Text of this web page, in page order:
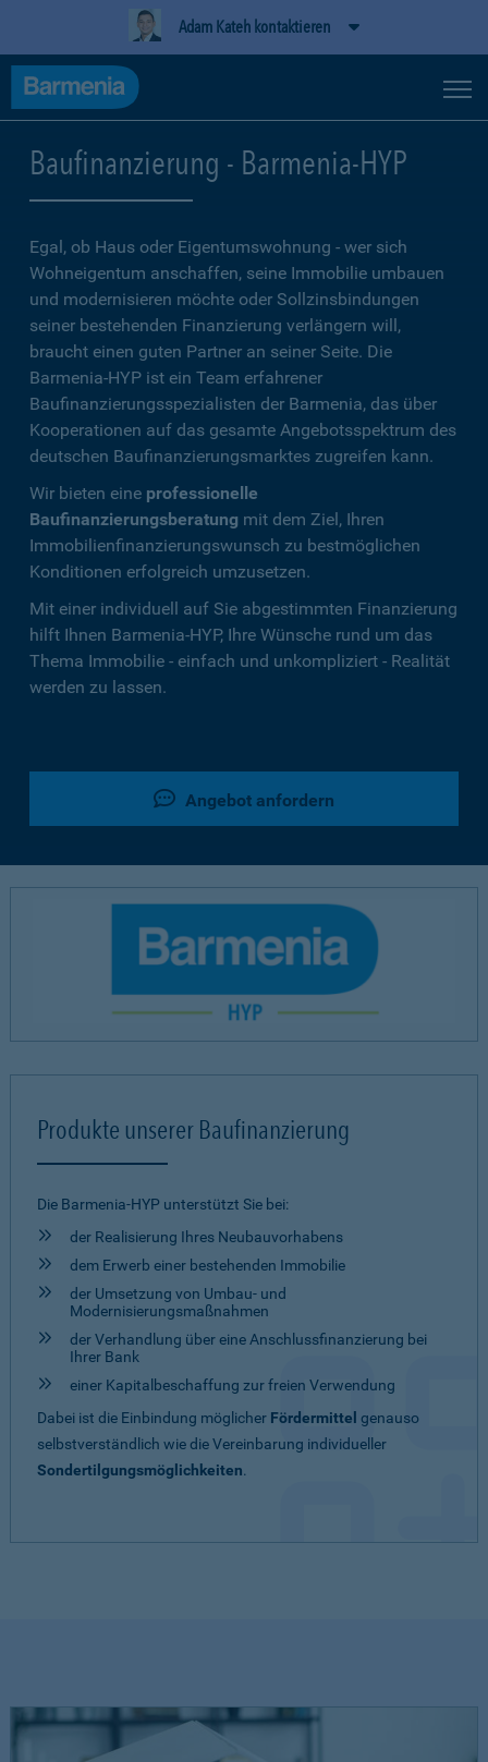
Adam Kateh kontaktieren
Baufinanzierung - Barmenia-HYP
Egal, ob Haus oder Eigentumswohnung - wer sich
Wohneigentum anschaffen, seine Immobilie umbauen
und modernisieren möchte oder Sollzinsbindungen
seiner bestehenden Finanzierung verlängern will,
braucht einen guten Partner an seiner Seite. Die
Barmenia-HYP ist ein Team erfahrener
Baufinanzierungsspezialisten der Barmenia, das über
Kooperationen auf das gesamte Angebotsspektrum des
deutschen Baufinanzierungsmarktes zugreifen kann.
Wir bieten eine professionelle
Baufinanzierungsberatung mit dem Ziel, Ihren
Immobilienfinanzierungswunsch zu bestmöglichen
Konditionen erfolgreich umzusetzen.
Mit einer individuell auf Sie abgestimmten Finanzierung
hilft Ihnen Barmenia-HYP, Ihre Wünsche rund um das
Thema Immobilie - einfach und unkompliziert - Realität
werden zu lassen.
Angebot anfordern
Produkte unserer Baufinanzierung
Die Barmenia-HYP unterstützt Sie bei:
der Realisierung Ihres Neubauvorhabens
dem Erwerb einer bestehenden Immobilie
der Umsetzung von Umbau- und
Modernisierungsmaßnahmen
der Verhandlung über eine Anschlussfinanzierung bei
Ihrer Bank
einer Kapitalbeschaffung zur freien Verwendung
Dabei ist die Einbindung möglicher Fördermittel genauso
selbstverständlich wie die Vereinbarung individueller
Sondertilgungsmöglichkeiten.